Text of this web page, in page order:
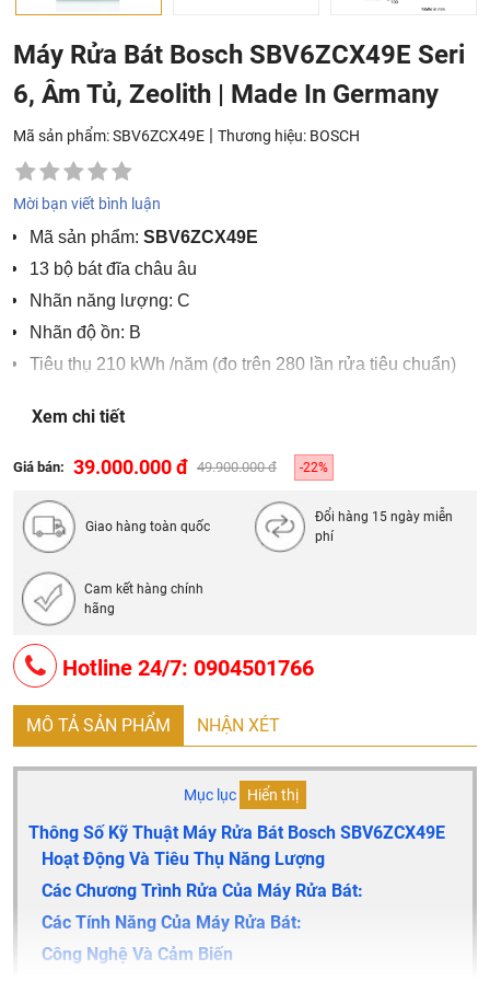
Máy Rửa Bát Bosch SBV6ZCX49E Seri
6, Âm Tủ, Zeolith | Made In Germany
Mã sản phẩm: SBV6ZCX49E | Thương hiệu: BOSCH
Mời bạn viết bình luận
Mã sản phẩm: SBV6ZCX49E
13 bộ bát đĩa châu âu
Nhãn năng lượng: C
Nhãn độ ồn: B
Tiêu thụ 210 kWh /năm (đo trên 280 lần rửa tiêu chuẩn)
Chế độ điện chờ: 0.5W
Tiêu thụ nước Eco 50: 2660 lít / năm với 280 lần rửa
Tiêu thụ nước Auto 45-65 ° C: 7-18L tùy thuộc vào độ bẩn
Thời gian chương trình Eco 50: 235 phút
Độ ồn: 42 dB
Độ ồn rửa yên lặng: 40 dB
Tiêu thụ năng lượng khi cấp nước nóng: 0.6 kWh
Kích thước: 865 x 598 x 550 mm
Trọng lượng: 45.2 kg
Công suất: 2,400 W
Dây cắm: 175 cm
Chuẩn phích: Schuko
Xuất sứ: Đức
Bảo hành 3 năm
Xem chi tiết
Giá bán: 39.000.000 đ 49.900.000 đ -22%
Giao hàng toàn quốc
Đổi hàng 15 ngày miễn
phí
Cam kết hàng chính
hãng
Hotline 24/7: 0904501766
MÔ TẢ SẢN PHẨM NHẬN XÉT
Mục lục Hiển thị
Thông Số Kỹ Thuật Máy Rửa Bát Bosch SBV6ZCX49E
Hoạt Động Và Tiêu Thụ Năng Lượng
Các Chương Trình Rửa Của Máy Rửa Bát:
Các Tính Năng Của Máy Rửa Bát:
Công Nghệ Và Cảm Biến